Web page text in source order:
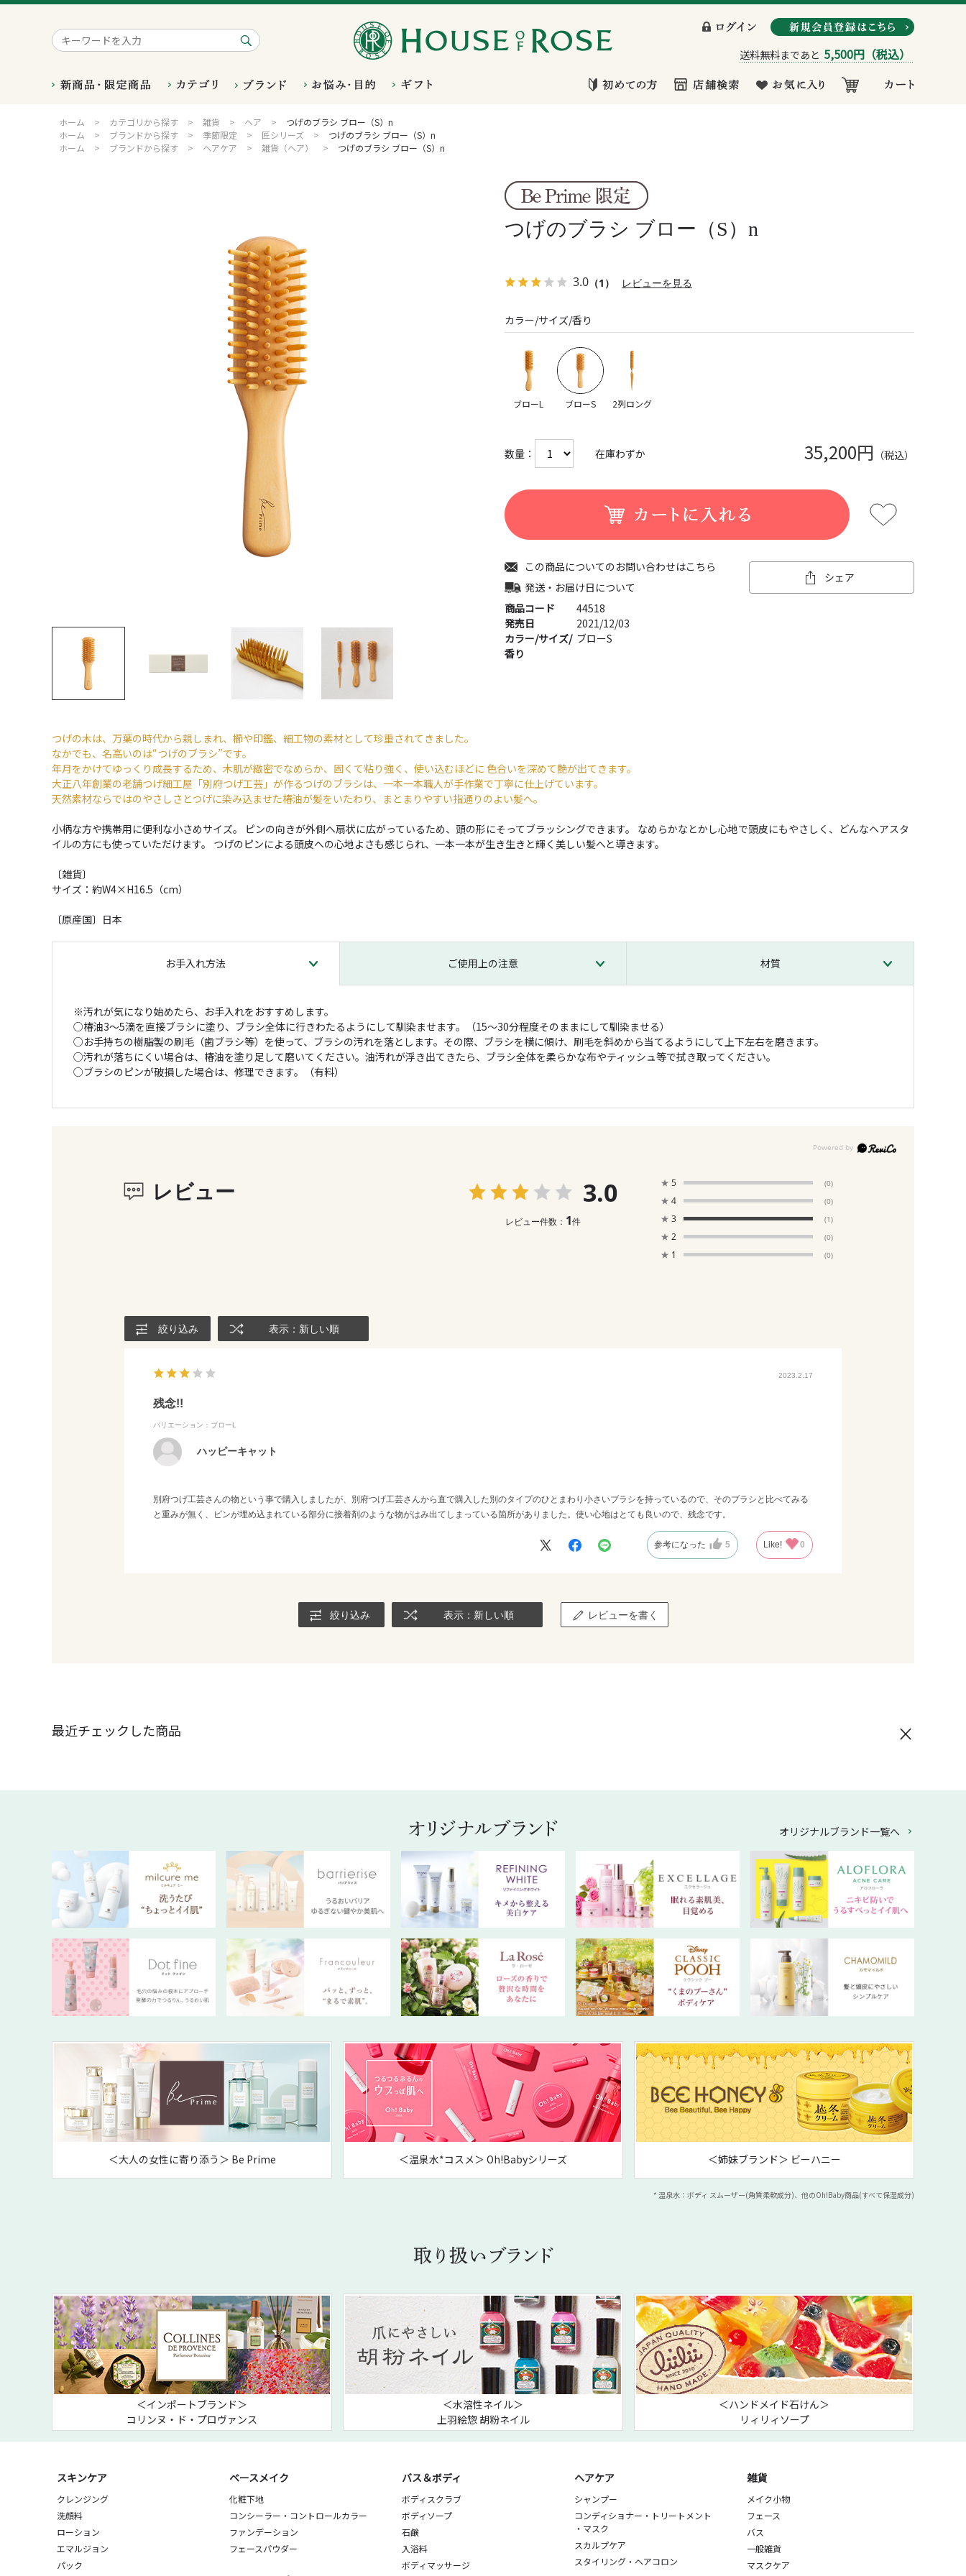
送料無料まであと 5,500円 （税込）
ホーム > カテゴリから探す > 雑貨 > ヘア >
つげのブラシ ブロー（S）n
ホーム
> ブランドから探す > 季節限定 > 匠シリーズ >
つげのブラシ ブロー（S）n
ホーム
> ブランドから探す > ヘアケア > 雑貨（ヘア） > つげのブラシ ブロー（S）n
この商品についてのお問い合わせはこちら
発送・お届け日について
シェア
つげのブラシ ブロー（S）n
3.0 （1） レビューを見る
数量： 在庫わずか 35,200円 （税込）
商品コード
44518
発売日
2021/12/03
カラー/サイズ/
香り
ブローS
カラー/サイズ/香り
ブローL ブローS 2列ロング
つげの木は、万葉の時代から親しまれ、櫛や印鑑、細工物の素材として珍重されてきました。
なかでも、名高いのは“つげのブラシ”です。
年月をかけてゆっくり成長するため、木肌が緻密でなめらか、固くて粘り強く、使い込むほどに 色合いを深めて艶が出てきます。
大正八年創業の老舗つげ細工屋「別府つげ工芸」が作るつげのブラシは、一本一本職人が手作業で丁寧に仕上げています。
天然素材ならではのやさしさとつげに染み込ませた椿油が髪をいたわり、まとまりやすい指通りのよい髪へ。
小柄な方や携帯用に便利な小さめサイズ。 ピンの向きが外側へ扇状に広がっているため、頭の形にそってブラッシングできます。 なめらかなとかし心地で頭皮にもやさしく、どんなヘアスタ
イルの方にも使っていただけます。 つげのピンによる頭皮への心地よさも感じられ、一本一本が生き生きと輝く美しい髪へと導きます。
〔雑貨〕
サイズ：約W4×H16.5（cm）
〔原産国〕日本
お手入れ方法 ご使用上の注意 材質
※汚れが気になり始めたら、お手入れをおすすめします。
○椿油3～5滴を直接ブラシに塗り、ブラシ全体に行きわたるようにして馴染ませます。（15～30分程度そのままにして馴染ませる）
○お手持ちの樹脂製の刷毛（歯ブラシ等）を使って、ブラシの汚れを落とします。その際、ブラシを横に傾け、刷毛を斜めから当てるようにして上下左右を磨きます。
○汚れが落ちにくい場合は、椿油を塗り足して磨いてください。油汚れが浮き出てきたら、ブラシ全体を柔らかな布やティッシュ等で拭き取ってください。
○ブラシのピンが破損した場合は、修理できます。（有料）
レビュー 3.0
レビュー件数： 1件
★ 5 (0)
★ 4 (0)
★ 3 (1)
★ 2 (0)
★ 1 (0)
絞り込み 表示：新しい順
2023.2.17
残念!!
バリエーション：ブローL
ハッピーキャット
別府つげ工芸さんの物という事で購入しましたが、別府つげ工芸さんから直で購入した別のタイプのひとまわり小さいブラシを持っているので、そのブラシと比べてみる
と重みが無く、ピンが埋め込まれている部分に接着剤のような物がはみ出てしまっている箇所がありました。使い心地はとても良いので、残念です。
参考になった 5 Like! 0
絞り込み 表示：新しい順 レビューを書く
最近チェックした商品 ×
オリジナルブランド一覧へ
＜大人の女性に寄り添う＞ Be Prime ＜温泉水*コスメ＞ Oh!Babyシリーズ ＜姉妹ブランド＞ ビーハニー
* 温泉水：ボディ スムーザー(角質柔軟成分)、他のOh!Baby商品(すべて保湿成分)
＜インポートブランド＞
コリンヌ・ド・プロヴァンス
＜水溶性ネイル＞
上羽絵惣 胡粉ネイル
＜ハンドメイド石けん＞
リィリィソープ
スキンケア
クレンジング
洗顔料
ローション
エマルジョン
パック
ベースメイク
化粧下地
コンシーラー・コントロールカラー
ファンデーション
フェースパウダー
バス＆ボディ
ボディスクラブ
ボディソープ
石鹸
入浴料
ボディマッサージ
ヘアケア
シャンプー
コンディショナー・トリートメント
・マスク
スカルプケア
スタイリング・ヘアコロン
雑貨
メイク小物
フェース
バス
一般雑貨
マスクケア